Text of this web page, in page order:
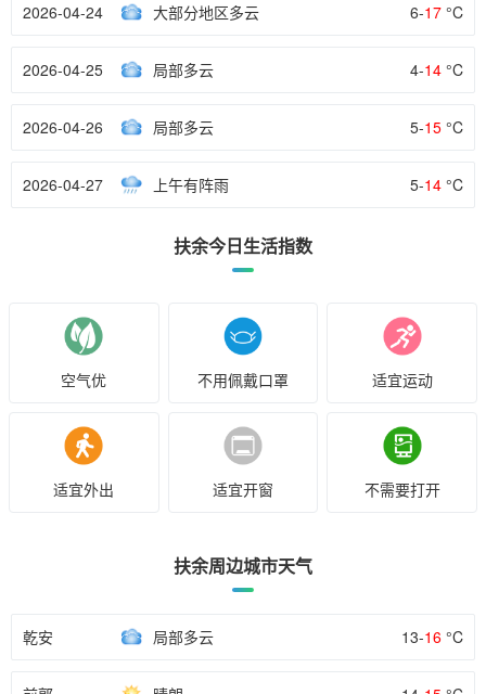
2026-04-24 大部分地区多云 6-17 °C
2026-04-25 局部多云 4-14 °C
2026-04-26 局部多云 5-15 °C
2026-04-27 上午有阵雨 5-14 °C
扶余今日生活指数
空气优 不用佩戴口罩 适宜运动
适宜外出 适宜开窗 不需要打开
扶余周边城市天气
乾安 局部多云 13-16 °C